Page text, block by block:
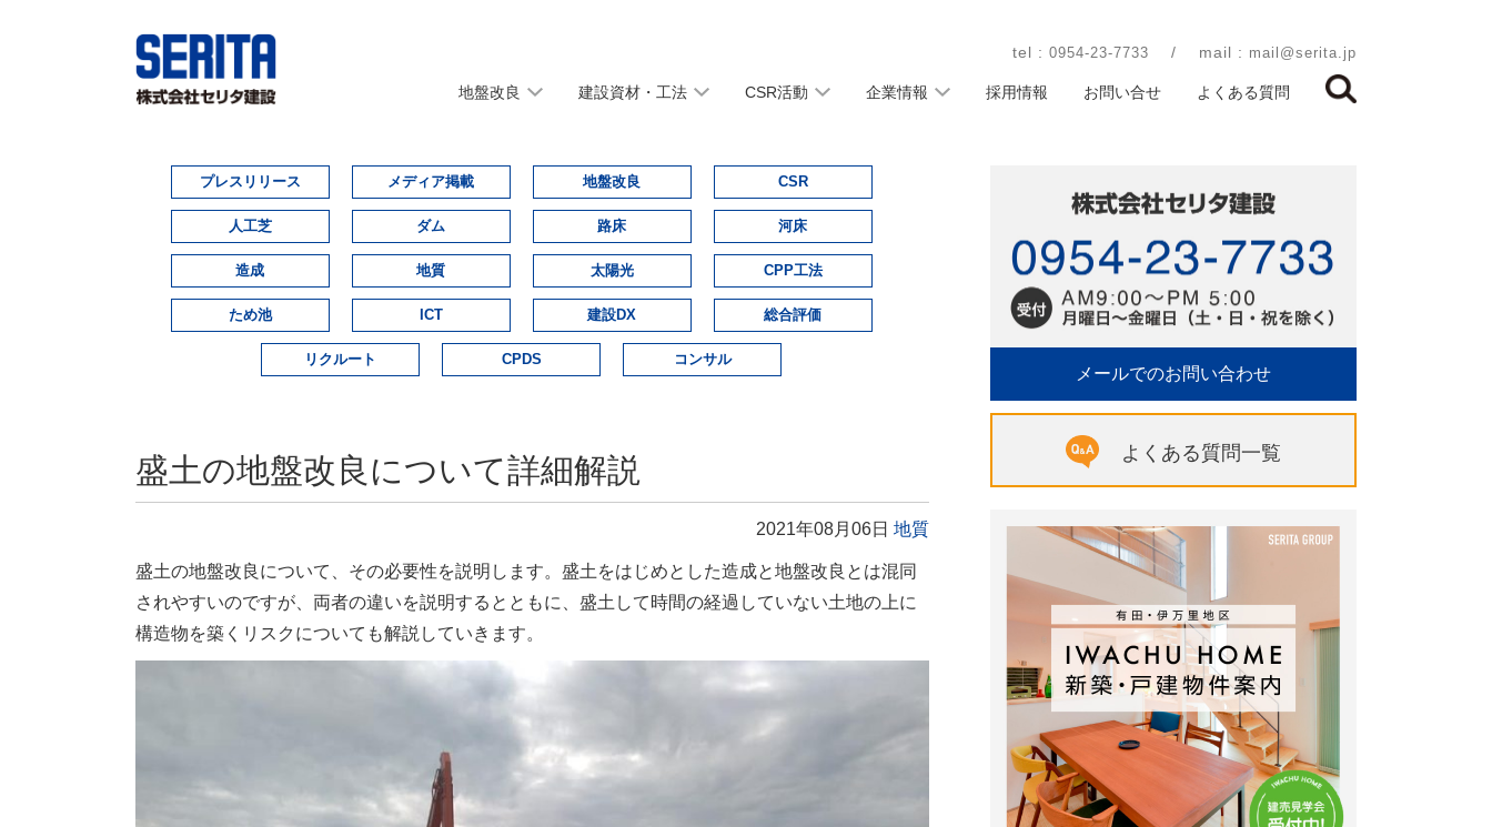
tel : 0954-23-7733 / mail : mail@serita.jp
地盤改良 建設資材・工法 CSR活動 企業情報 採用情報 お問い合せ よくある質問
プレスリリース メディア掲載 地盤改良 CSR
人工芝 ダム 路床 河床
造成 地質 太陽光 CPP工法
ため池 ICT 建設DX 総合評価
リクルート CPDS コンサル
盛土の地盤改良について詳細解説
2021年08月06日 地質
盛土の地盤改良について、その必要性を説明します。盛土をはじめとした造成と地盤改良とは混同
されやすいのですが、両者の違いを説明するとともに、盛土して時間の経過していない土地の上に
構造物を築くリスクについても解説していきます。
メールでのお問い合わせ
よくある質問一覧